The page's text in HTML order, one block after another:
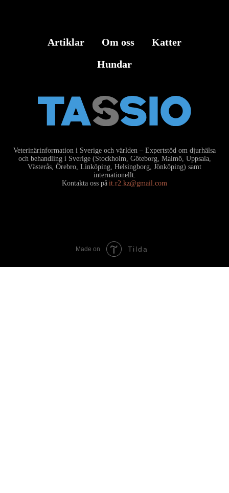
Artiklar Om oss
Katter
Hundar
Veterinärinformation i Sverige och världen – Expertstöd om djurhälsa
och behandling i Sverige (Stockholm, Göteborg, Malmö, Uppsala,
Västerås, Örebro, Linköping, Helsingborg, Jönköping) samt
internationellt.
Kontakta oss på it.r2.kz@gmail.com
Made on Tilda